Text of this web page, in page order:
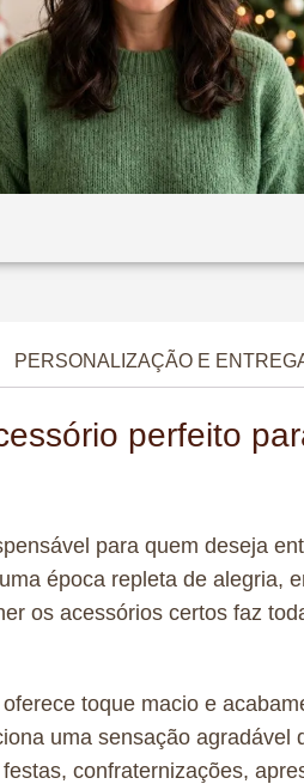
para ampliar
PERSONALIZAÇÃO E
perfeito
para quem deseja
época repleta de alegria,
os acessórios certos faz
toque macio e
uma sensação agradável
confraternizações,